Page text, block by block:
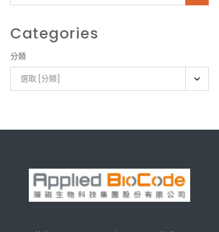
Categories
分類
選取 [分類]